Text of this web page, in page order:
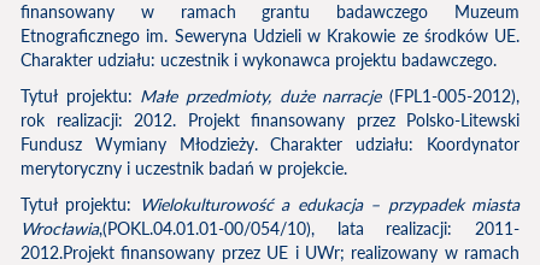
finansowany w ramach grantu badawczego Muzeum
Etnograficznego im. Seweryna Udzieli w Krakowie ze środków UE.
Charakter udziału: uczestnik i wykonawca projektu badawczego.
Tytuł projektu: Małe przedmioty, duże narracje(FPL1-005-2012),
rok realizacji: 2012. Projekt finansowany przez Polsko-Litewski
Fundusz Wymiany Młodzieży. Charakter udziału: Koordynator
merytoryczny i uczestnik badań w projekcie.
Tytuł projektu: Wielokulturowość a edukacja – przypadek miasta
Wrocławia,(POKL.04.01.01-00/054/10), lata realizacji: 2011-
2012.Projekt finansowany przez UE i UWr; realizowany w ramach